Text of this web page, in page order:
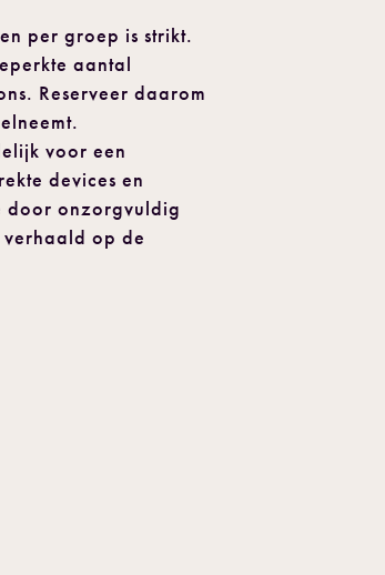
per groep is strikt.
aantal
Reserveer daarom
voor een
devices en
door onzorgvuldig
op de